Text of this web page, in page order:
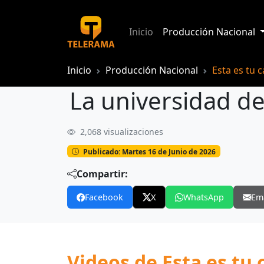
Inicio Producción Nacional
Inicio Producción Nacional Esta es tu
La universidad
La universidad de Cuenca presenta
2,068 visualizaciones
Publicado: Martes 16 de Junio de 2026
Compartir:
Facebook X WhatsApp